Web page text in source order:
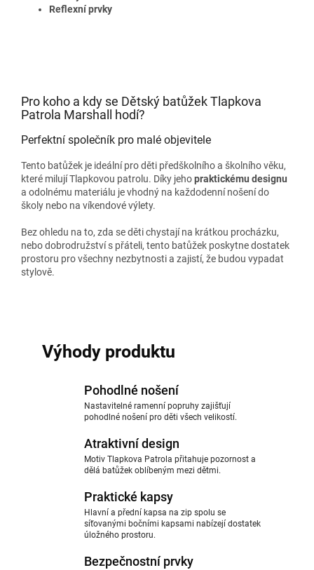
Reflexní prvky
Pro koho a kdy se Dětský batůžek Tlapkova
Patrola Marshall hodí?
Perfektní společník pro malé objevitele
Tento batůžek je ideální pro děti předškolního a školního věku,
které milují Tlapkovou patrolu. Díky jehopraktickému designu
a odolnému materiálu je vhodný na každodenní nošení do
školy nebo na víkendové výlety.
Bez ohledu na to, zda se děti chystají na krátkou procházku,
nebo dobrodružství s přáteli, tento batůžek poskytne dostatek
prostoru pro všechny nezbytnosti a zajistí, že budou vypadat
stylově.
Výhody produktu
Pohodlné nošení
Nastavitelné ramenní popruhy zajišťují
pohodlné nošení pro děti všech velikostí.
Atraktivní design
Motiv Tlapkova Patrola přitahuje pozornost a
dělá batůžek oblíbeným mezi dětmi.
Praktické kapsy
Hlavní a přední kapsa na zip spolu se
síťovanými bočními kapsami nabízejí dostatek
úložného prostoru.
Bezpečnostní prvky